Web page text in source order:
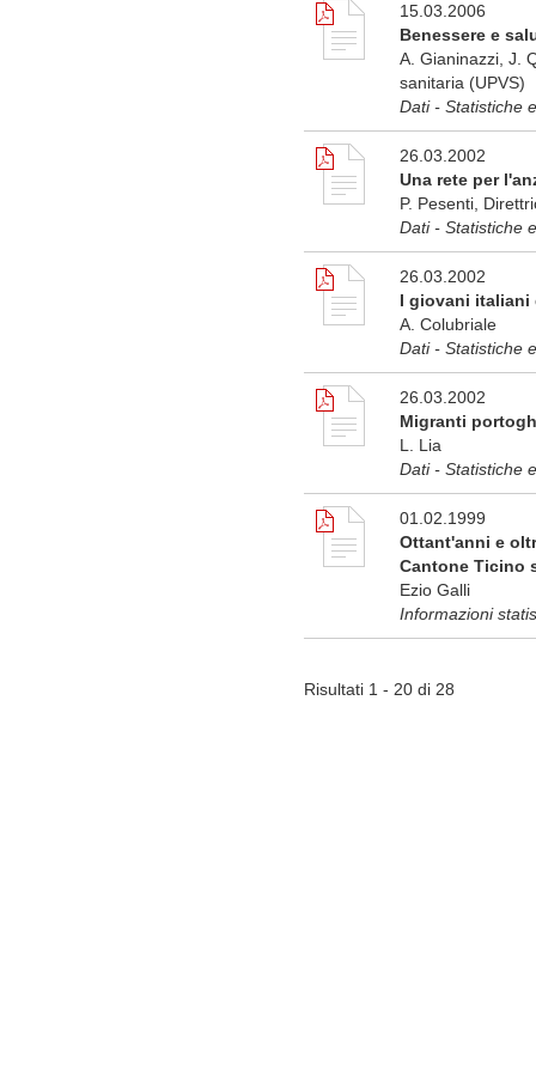
15.03.2006
Benessere e
A. Gianinazzi, J.
sanitaria (UPVS)
Dati - Statistiche
26.03.2002
Una rete per
P. Pesenti,
Dati - Statistiche
26.03.2002
I giovani italiani
A. Colubriale
Dati - Statistiche
26.03.2002
Migranti
L. Lia
Dati - Statistiche
01.02.1999
Ottant'anni e
Cantone Ticino
Ezio Galli
Informazioni
Risultati 1 - 20 di 28